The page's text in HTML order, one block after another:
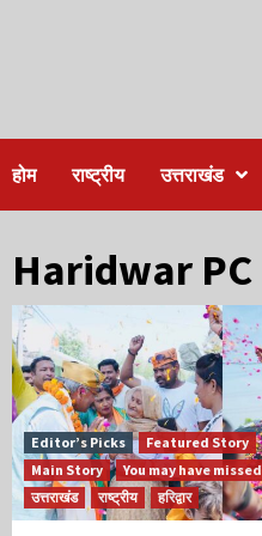
होम राष्ट्रीय उत्तराखंड
Haridwar PC
Editor’s Picks
Featured Story
Main Story
You may have missed
उत्तराखंड
राष्ट्रीय हरिद्वार